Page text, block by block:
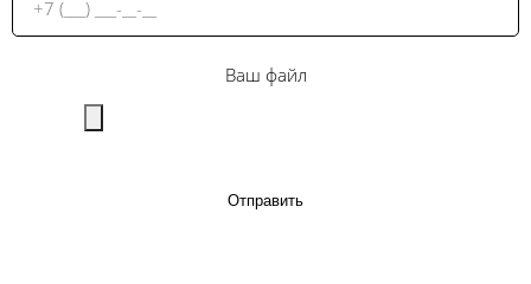
Ваш файл
Отправить